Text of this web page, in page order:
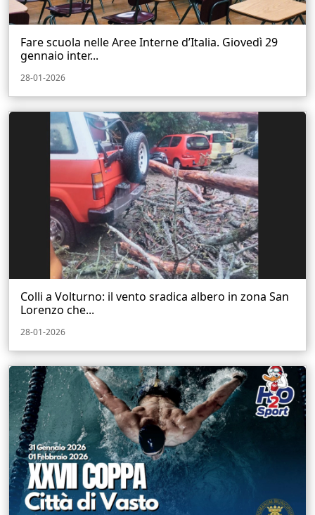
Fare scuola nelle Aree Interne d’Italia. Giovedì 29
gennaio inter...
28-01-2026
Colli a Volturno: il vento sradica albero in zona San
Lorenzo che...
28-01-2026